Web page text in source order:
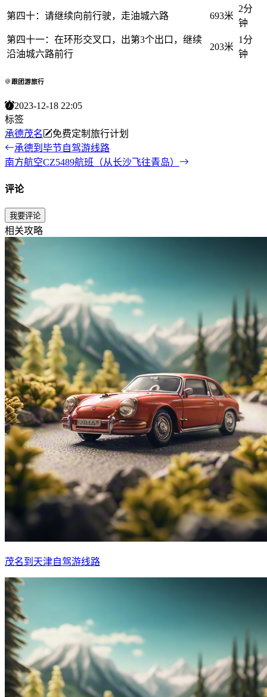
第四十：请继续向前行驶，走油城六路 693米
2分
钟
第四十一：在环形交叉口，出第3个出口，继续
沿油城六路前行
203米
1分
钟
跟团游旅行
2023-12-18 22:05
标签
承德茂名
免费定制旅行计划
承德到毕节自驾游线路
南方航空CZ5489航班（从长沙飞往青岛）
评论
我要评论
相关攻略
茂名到天津自驾游线路